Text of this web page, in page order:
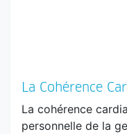
La Cohérence
La cohérence
personnelle de la